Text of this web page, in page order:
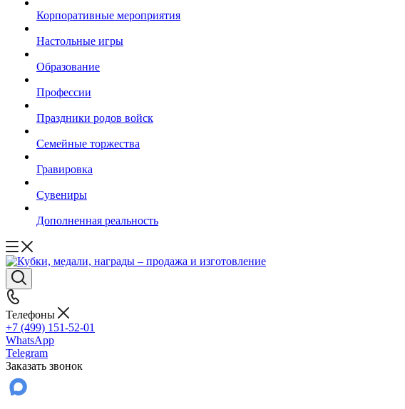
Корпоративные мероприятия
Настольные игры
Образование
Профессии
Праздники родов войск
Семейные торжества
Гравировка
Сувениры
Дополненная реальность
Телефоны
+7 (499) 151-52-01
WhatsApp
Telegram
Заказать звонок